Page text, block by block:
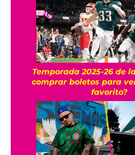
Temporada 2025-26 de
comprar boletos para
favorito?